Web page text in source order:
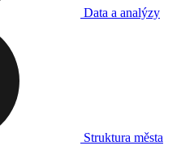
Data a analýzy
Struktura města